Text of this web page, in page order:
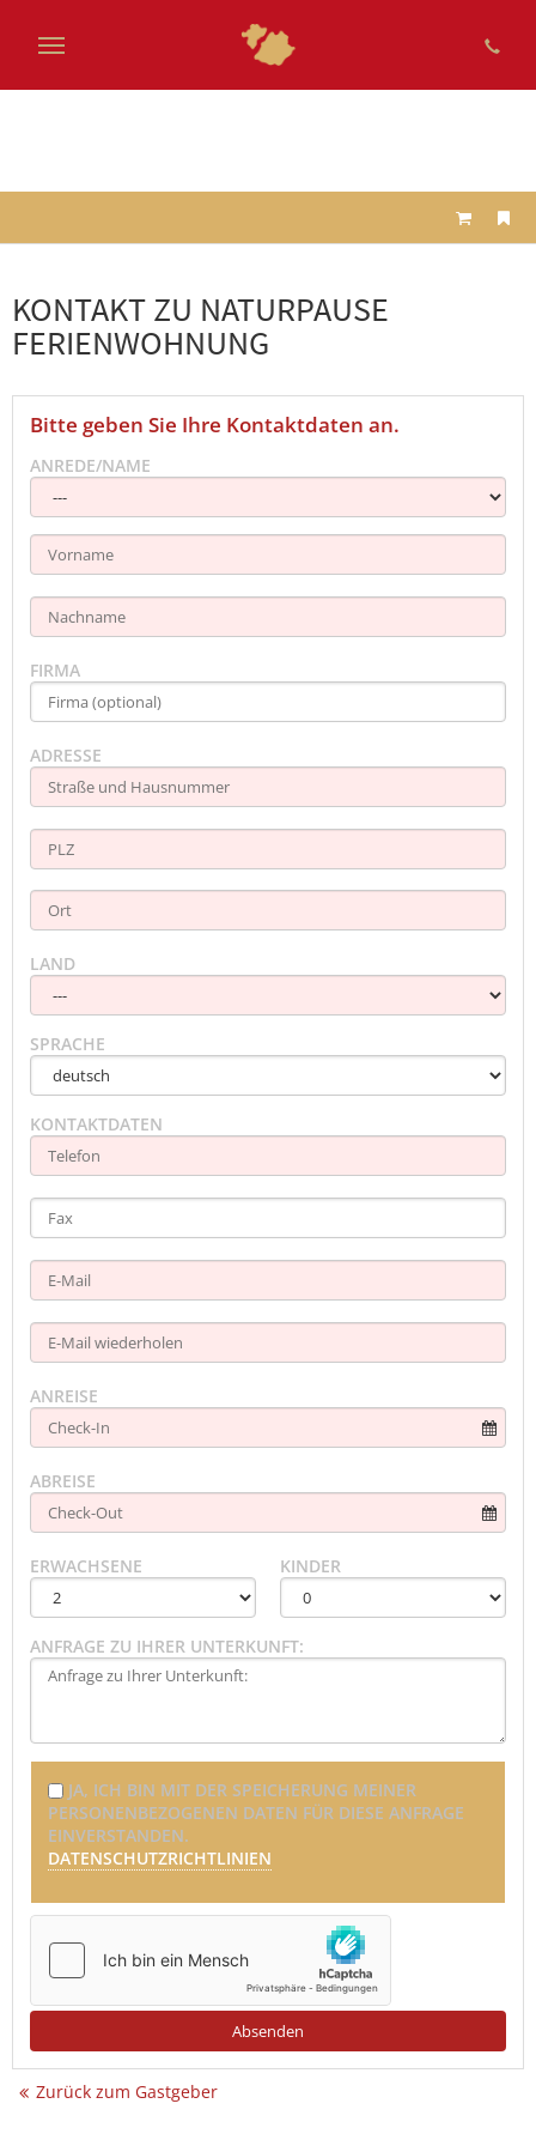
Hauptinhalt
KONTAKT ZU NATURPAUSE
FERIENWOHNUNG
Bitte geben Sie Ihre Kontaktdaten an.
ANREDE/NAME
FIRMA
ADRESSE
LAND
SPRACHE
KONTAKTDATEN
ANREISE
ABREISE
ERWACHSENE KINDER
ANFRAGE ZU IHRER UNTERKUNFT:
JA, ICH BIN MIT DER SPEICHERUNG MEINER
PERSONENBEZOGENEN DATEN FÜR DIESE ANFRAGE
EINVERSTANDEN.
DATENSCHUTZRICHTLINIEN
Zurück zum Gastgeber